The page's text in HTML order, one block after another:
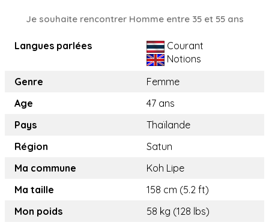
Je souhaite rencontrer Homme entre 35 et 55 ans
Langues parlées
Courant
Notions
Genre
Femme
Age
47 ans
Pays
Thaïlande
Région
Satun
Ma commune
Koh Lipe
Ma taille
158 cm (5.2 ft)
Mon poids
58 kg (128 lbs)